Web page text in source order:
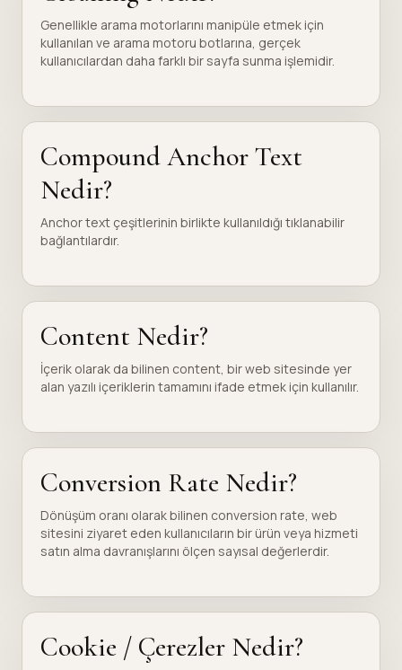
Genellikle arama motorlarını manipüle etmek için
kullanılan ve arama motoru botlarına, gerçek
kullanıcılardan daha farklı bir sayfa sunma işlemidir.
Compound Anchor Text
Nedir?
Anchor text çeşitlerinin birlikte kullanıldığı tıklanabilir
bağlantılardır.
Content Nedir?
İçerik olarak da bilinen content, bir web sitesinde yer
alan yazılı içeriklerin tamamını ifade etmek için kullanılır.
Conversion Rate Nedir?
Dönüşüm oranı olarak bilinen conversion rate, web
sitesini ziyaret eden kullanıcıların bir ürün veya hizmeti
satın alma davranışlarını ölçen sayısal değerlerdir.
Cookie / Çerezler Nedir?